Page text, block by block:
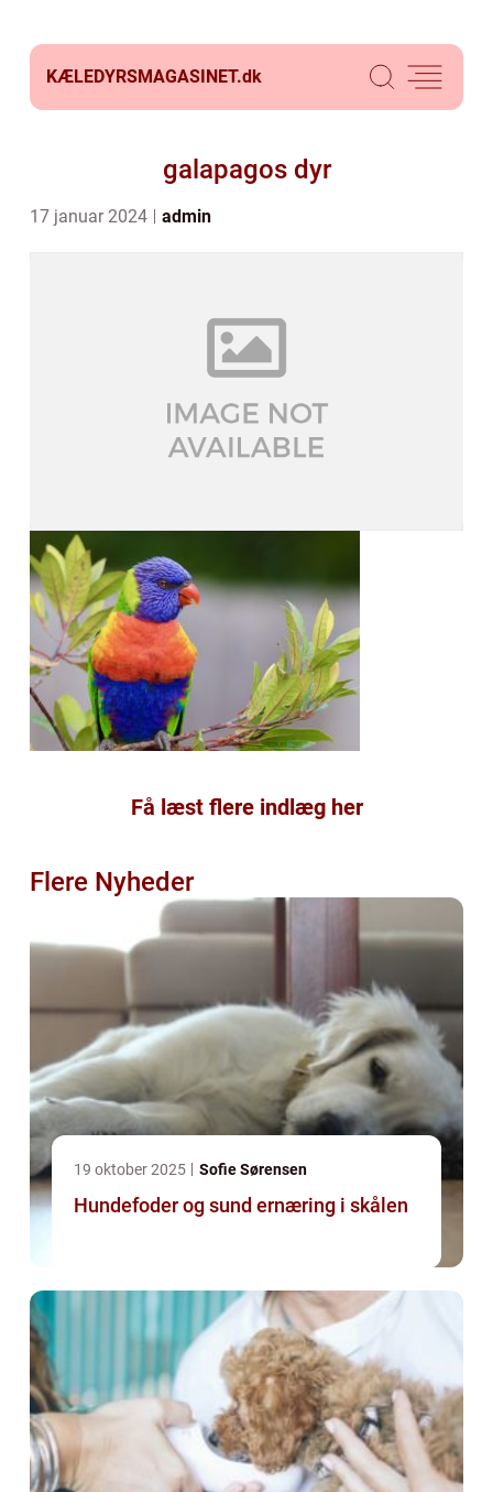
KÆLEDYRSMAGASINET.dk
galapagos dyr
17 januar 2024 admin
Få læst flere indlæg her
Flere Nyheder
19 oktober 2025 Sofie Sørensen
Hundefoder og sund ernæring i skålen